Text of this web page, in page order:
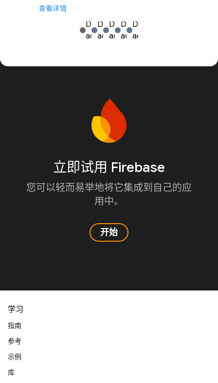
查看详情
立即试用 Firebase
您可以轻而易举地将它集成到自己的应
用中。
开始
学习
指南
参考
示例
库